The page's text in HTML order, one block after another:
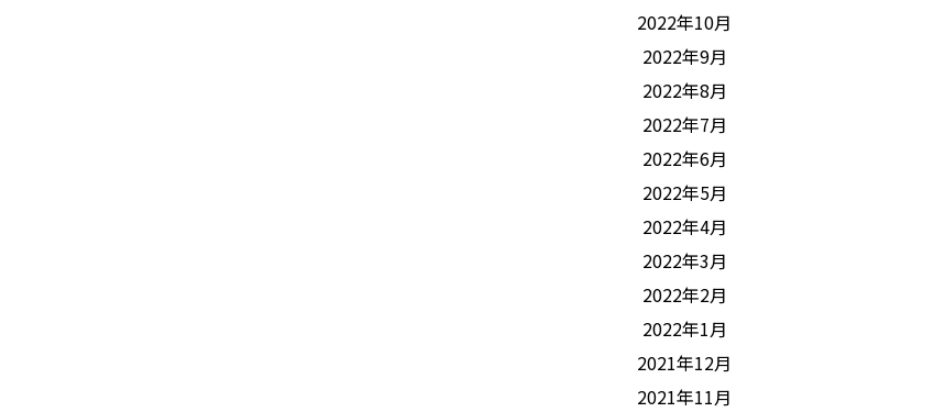
2022年10月
2022年9月
2022年8月
2022年7月
2022年6月
2022年5月
2022年4月
2022年3月
2022年2月
2022年1月
2021年12月
2021年11月